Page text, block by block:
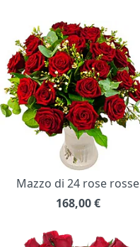
Mazzo di 24 rose rosse
168,00 €